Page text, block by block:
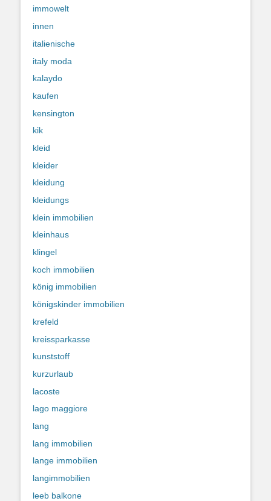
immowelt
innen
italienische
italy moda
kalaydo
kaufen
kensington
kik
kleid
kleider
kleidung
kleidungs
klein immobilien
kleinhaus
klingel
koch immobilien
könig immobilien
königskinder immobilien
krefeld
kreissparkasse
kunststoff
kurzurlaub
lacoste
lago maggiore
lang
lang immobilien
lange immobilien
langimmobilien
leeb balkone